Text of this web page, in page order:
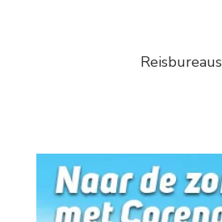
Reisbureaus